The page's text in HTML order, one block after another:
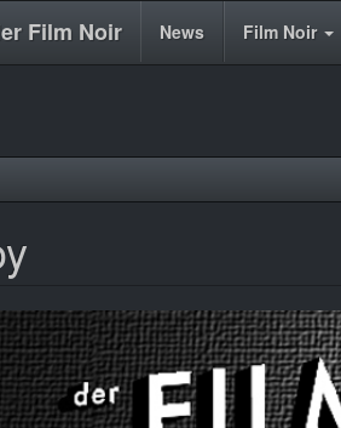
Film Noir News Film Noir